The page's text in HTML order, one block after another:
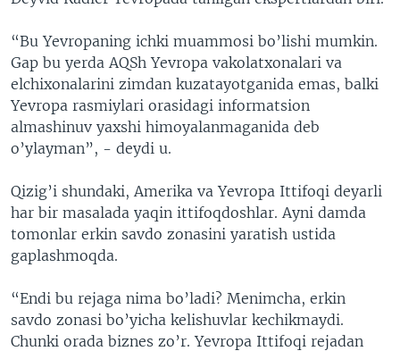
“Bu Yevropaning ichki muammosi bo’lishi mumkin.
Gap bu yerda AQSh Yevropa vakolatxonalari va
elchixonalarini zimdan kuzatayotganida emas, balki
Yevropa rasmiylari orasidagi informatsion
almashinuv yaxshi himoyalanmaganida deb
o’ylayman”, - deydi u.
Qizig’i shundaki, Amerika va Yevropa Ittifoqi deyarli
har bir masalada yaqin ittifoqdoshlar. Ayni damda
tomonlar erkin savdo zonasini yaratish ustida
gaplashmoqda.
“Endi bu rejaga nima bo’ladi? Menimcha, erkin
savdo zonasi bo’yicha kelishuvlar kechikmaydi.
Chunki orada biznes zo’r. Yevropa Ittifoqi rejadan